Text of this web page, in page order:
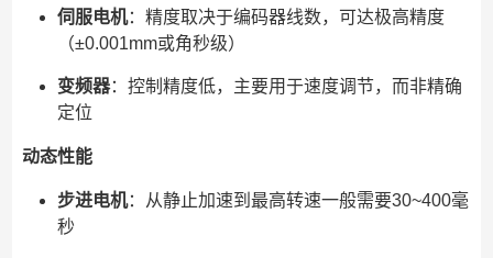
伺服电机：精度取决于编码器线数，可达极高精度
（±0.001mm或角秒级）
变频器：控制精度低，主要用于速度调节，而非精确
定位
动态性能
步进电机：从静止加速到最高转速一般需要30~400毫
秒